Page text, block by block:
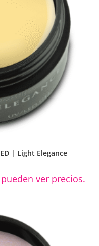
| Light Elegance
pueden ver precios.